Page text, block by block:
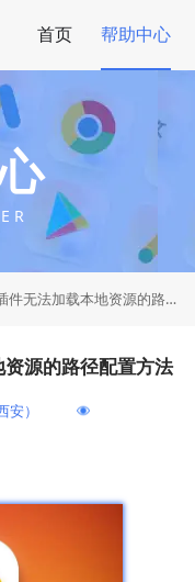
首页 帮助中心
R
法加载本地资源的路径配置方法
源的路径配置方法
安）